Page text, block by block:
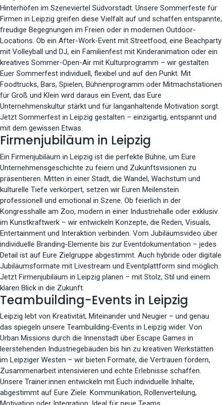
Hinterhöfen im Szeneviertel Südvorstadt. Unsere Sommerfeste für
Firmen in Leipzig greifen diese Vielfalt auf und schaffen entspannte,
freudige Begegnungen im Freien oder in modernen Outdoor-
Locations. Ob ein After-Work-Event mit Streetfood, eine Beachparty
mit Volleyball und DJ, ein Familienfest mit Kinderanimation oder ein
kreatives Sommer-Open-Air mit Kulturprogramm – wir gestalten
Euer Sommerfest individuell, flexibel und auf den Punkt. Mit
Foodtrucks, Bars, Spielen, Bühnenprogramm oder Mitmachstationen
für Groß und Klein wird daraus ein Event, das Eure
Unternehmenskultur stärkt und für langanhaltende Motivation sorgt.
Jetzt Sommerfest in Leipzig gestalten – einzigartig, entspannt und
mit dem gewissen Etwas.
Firmenjubiläum in Leipzig
Ein Firmenjubiläum in Leipzig ist die perfekte Bühne, um Eure
Unternehmensgeschichte zu feiern und Zukunftsvisionen zu
präsentieren. Mitten in einer Stadt, die Wandel, Wachstum und
kulturelle Tiefe verkörpert, setzen wir Euren Meilenstein
professionell und emotional in Szene. Ob feierlich in der
Kongresshalle am Zoo, modern in einer Industriehalle oder exklusiv
im Kunstkraftwerk – wir entwickeln Konzepte, die Reden, Visuals,
Entertainment und Interaktion verbinden. Vom Jubiläumsvideo über
individuelle Branding-Elemente bis zur Eventdokumentation – jedes
Detail ist auf Eure Zielgruppe abgestimmt. Auch hybride oder digitale
Jubiläumsformate mit Livestream und Eventplattform sind möglich.
Jetzt Firmenjubiläum in Leipzig planen – mit Stolz, Stil und einem
klaren Blick in die Zukunft.
Teambuilding-Events in Leipzig
Leipzig lebt von Kreativität, Miteinander und Neugier – und genau
das spiegeln unsere Teambuilding-Events in Leipzig wider. Von
Urban Missions durch die Innenstadt über Escape Games in
leerstehenden Industriegebäuden bis hin zu kreativen Werkstätten
im Leipziger Westen – wir bieten Formate, die Vertrauen fördern,
Zusammenarbeit intensivieren und echte Erlebnisse schaffen.
Unsere Trainer:innen entwickeln mit Euch individuelle Inhalte,
abgestimmt auf Eure Ziele: Kommunikation, Rollenverteilung,